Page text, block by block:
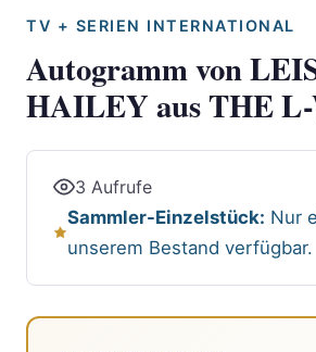
TV + SERIEN INTERNATIONAL
Autogramm von
HAILEY aus THE
3 Aufrufe
Sammler-Einzelstück: Nur
unserem Bestand verfügbar.